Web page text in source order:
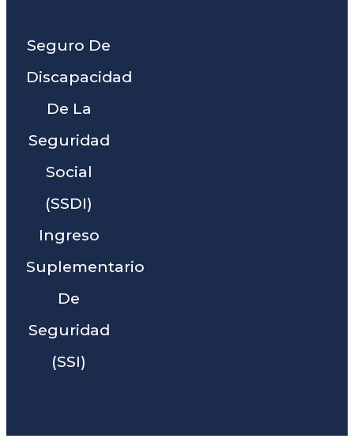
Seguro De
Discapacidad
De La
Seguridad
Social
(SSDI)
Ingreso
Suplementario
De
Seguridad
(SSI)